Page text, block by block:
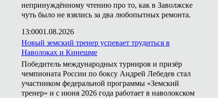
непринуждённому чтению про то, как в Заволжске
чуть было не взялись за два любопытных ремонта.
13:0001.08.2026
Новый земский тренер успевает трудиться в
Наволоках и Кинешме
Победитель международных турниров и призёр
чемпионата России по боксу Андрей Лебедев стал
участником федеральной программы «Земский
тренер» и с июня 2026 года работает в наволокском